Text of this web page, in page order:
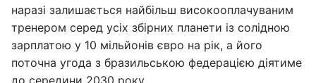
наразі залишається найбільш високооплачуваним
тренером серед усіх збірних планети із солідною
зарплатою у 10 мільйонів євро на рік, а його
поточна угода з бразильською федерацією діятиме
до середини 2030 року.